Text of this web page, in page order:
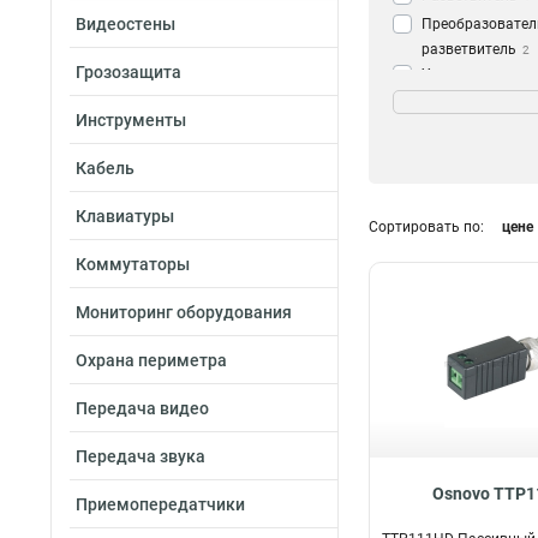
Видеостены
Грозозащита
Инструменты
Кабель
Клавиатуры
Коммутаторы
Мониторинг оборудования
Охрана периметра
Передача видео
Передача звука
Приемопередатчики
разветвитель 2
Усилитель-
1080р 19
5Mpix 8
720р/1080р 2
Сортировать по: цене
Osnovo